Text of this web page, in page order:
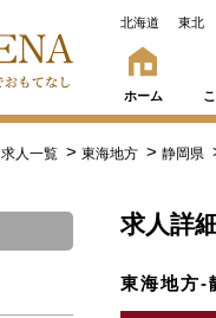
北海道 東北
ホーム
求人一覧 東海地方 静岡県
求人詳
東海地方-